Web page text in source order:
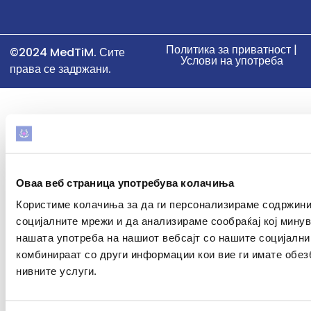
Оваа веб страница употребува колачиња
Користиме колачиња за да ги персонализираме
социјалните мрежи и да анализираме сообраќај кој
нашата употреба на нашиот вебсајт со нашите
комбинираат со други информации кои вие ги имате
нивните услуги.
©2024 MedTiM. Сите
права се задржани.
Политика за приватност |
Услови на употреба